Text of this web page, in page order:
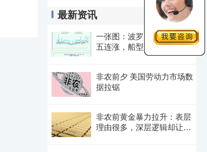
最新资讯
一张图：波罗的海指数止步
五连涨，船型运价显著分
化，市场结构性特征凸显
非农前夕 美国劳动力市场数
据拉锯
非农前黄金暴力拉升：表层
理由很多，深层逻辑却让人